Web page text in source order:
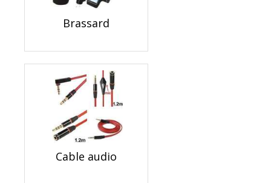
Brassard
Cable audio